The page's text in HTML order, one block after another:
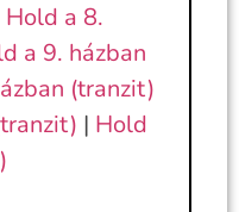
Hold a 8.
a 9. házban
(tranzit)
| Hold